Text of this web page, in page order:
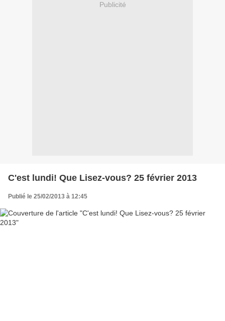
Publicité
C'est lundi! Que Lisez-vous? 25 février 2013
Publié le 25/02/2013 à 12:45